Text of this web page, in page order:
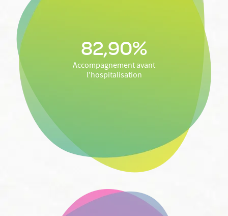
82,90%
Accompagnement avant
l'hospitalisation